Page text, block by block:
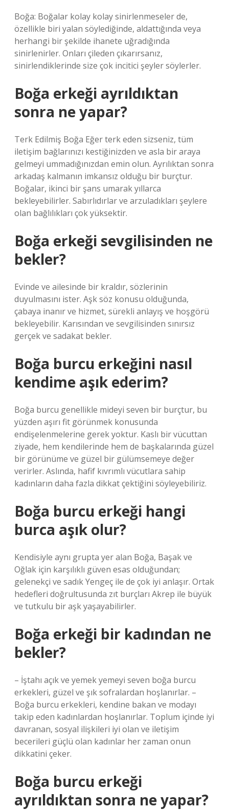
Boğa: Boğalar kolay kolay sinirlenmeseler de,
özellikle biri yalan söylediğinde, aldattığında veya
herhangi bir şekilde ihanete uğradığında
sinirlenirler. Onları çileden çıkarırsanız,
sinirlendiklerinde size çok incitici şeyler söylerler.
Boğa erkeği ayrıldıktan
sonra ne yapar?
Terk Edilmiş Boğa Eğer terk eden sizseniz, tüm
iletişim bağlarınızı kestiğinizden ve asla bir araya
gelmeyi ummadığınızdan emin olun. Ayrılıktan sonra
arkadaş kalmanın imkansız olduğu bir burçtur.
Boğalar, ikinci bir şans umarak yıllarca
bekleyebilirler. Sabırlıdırlar ve arzuladıkları şeylere
olan bağlılıkları çok yüksektir.
Boğa erkeği sevgilisinden ne
bekler?
Evinde ve ailesinde bir kraldır, sözlerinin
duyulmasını ister. Aşk söz konusu olduğunda,
çabaya inanır ve hizmet, sürekli anlayış ve hoşgörü
bekleyebilir. Karısından ve sevgilisinden sınırsız
gerçek ve sadakat bekler.
Boğa burcu erkeğini nasıl
kendime aşık ederim?
Boğa burcu genellikle mideyi seven bir burçtur, bu
yüzden aşırı fit görünmek konusunda
endişelenmelerine gerek yoktur. Kaslı bir vücuttan
ziyade, hem kendilerinde hem de başkalarında güzel
bir görünüme ve güzel bir gülümsemeye değer
verirler. Aslında, hafif kıvrımlı vücutlara sahip
kadınların daha fazla dikkat çektiğini söyleyebiliriz.
Boğa burcu erkeği hangi
burca aşık olur?
Kendisiyle aynı grupta yer alan Boğa, Başak ve
Oğlak için karşılıklı güven esas olduğundan;
gelenekçi ve sadık Yengeç ile de çok iyi anlaşır. Ortak
hedefleri doğrultusunda zıt burçları Akrep ile büyük
ve tutkulu bir aşk yaşayabilirler.
Boğa erkeği bir kadından ne
bekler?
– İştahı açık ve yemek yemeyi seven boğa burcu
erkekleri, güzel ve şık sofralardan hoşlanırlar. –
Boğa burcu erkekleri, kendine bakan ve modayı
takip eden kadınlardan hoşlanırlar. Toplum içinde iyi
davranan, sosyal ilişkileri iyi olan ve iletişim
becerileri güçlü olan kadınlar her zaman onun
dikkatini çeker.
Boğa burcu erkeği
ayrıldıktan sonra ne yapar?